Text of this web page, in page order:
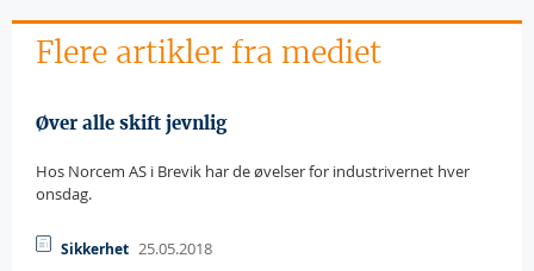
Flere artikler fra mediet
Øver alle skift jevnlig
Hos Norcem AS i Brevik har de øvelser for industrivernet hver
onsdag.
Sikkerhet 25.05.2018